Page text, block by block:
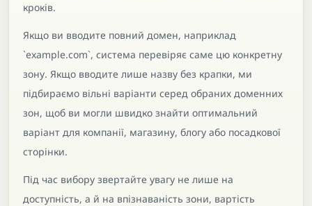
кроків.
Якщо ви вводите повний домен, наприклад
`example.com`, система перевіряє саме цю конкретну
зону. Якщо вводите лише назву без крапки, ми
підбираємо вільні варіанти серед обраних доменних
зон, щоб ви могли швидко знайти оптимальний
варіант для компанії, магазину, блогу або посадкової
сторінки.
Під час вибору звертайте увагу не лише на
доступність, а й на впізнаваність зони, вартість